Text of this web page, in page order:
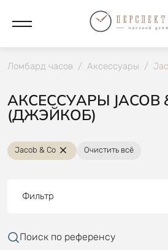
Ломбард часов / Аксессуары /
АКСЕССУАРЫ JACOB
(ДЖЭЙКОБ)
Jacob & Co Очистить всё
Фильтр
Поиск по референсу